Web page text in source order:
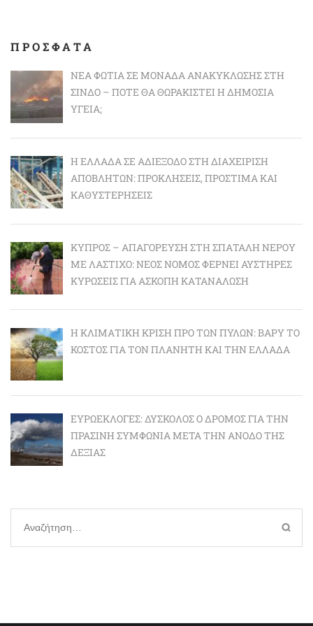
ΠΡΟΣΦΑΤΑ
ΝΈΑ ΦΩΤΙΆ ΣΕ ΜΟΝΆΔΑ ΑΝΑΚΎΚΛΩΣΗΣ ΣΤΗ
ΣΊΝΔΟ – ΠΌΤΕ ΘΑ ΘΩΡΑΚΙΣΤΕΊ Η ΔΗΜΌΣΙΑ
ΥΓΕΊΑ;
Η ΕΛΛΆΔΑ ΣΕ ΑΔΙΈΞΟΔΟ ΣΤΗ ΔΙΑΧΕΊΡΙΣΗ
ΑΠΟΒΛΉΤΩΝ: ΠΡΟΚΛΉΣΕΙΣ, ΠΡΌΣΤΙΜΑ ΚΑΙ
ΚΑΘΥΣΤΕΡΉΣΕΙΣ
ΚΎΠΡΟΣ – ΑΠΑΓΌΡΕΥΣΗ ΣΤΗ ΣΠΑΤΆΛΗ ΝΕΡΟΎ
ΜΕ ΛΆΣΤΙΧΟ: ΝΈΟΣ ΝΌΜΟΣ ΦΈΡΝΕΙ ΑΥΣΤΗΡΈΣ
ΚΥΡΏΣΕΙΣ ΓΙΑ ΆΣΚΟΠΗ ΚΑΤΑΝΆΛΩΣΗ
Η ΚΛΙΜΑΤΙΚΉ ΚΡΊΣΗ ΠΡΟ ΤΩΝ ΠΥΛΏΝ: BΑΡΎ ΤΟ
ΚΌΣΤΟΣ ΓΙΑ ΤΟΝ ΠΛΑΝΉΤΗ ΚΑΙ ΤΗΝ ΕΛΛΆΔΑ
ΕΥΡΩΕΚΛΟΓΈΣ: ΔΎΣΚΟΛΟΣ Ο ΔΡΌΜΟΣ ΓΙΑ ΤΗΝ
ΠΡΆΣΙΝΗ ΣΥΜΦΩΝΊΑ ΜΕΤΆ ΤΗΝ ΆΝΟΔΟ ΤΗΣ
ΔΕΞΙΆΣ
Αναζήτηση
για: